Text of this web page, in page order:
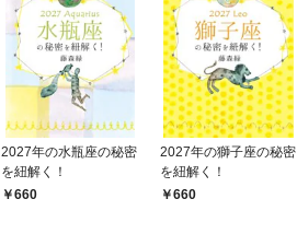
2027年の水瓶座の秘密
を紐解く！
660
2027年の獅子座の秘密
を紐解く！
660